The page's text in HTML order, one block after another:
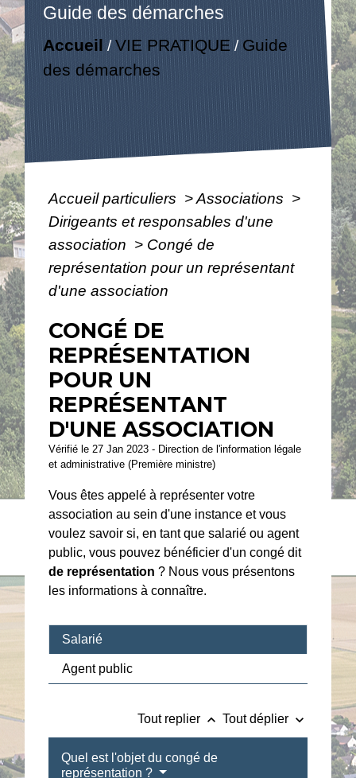
Guide des démarches
Accueil /VIE PRATIQUE / Guide
des démarches
Accueil particuliers >Associations >
Dirigeants et responsables d'une
association > Congé de
représentation pour un représentant
d'une association
CONGÉ DE
REPRÉSENTATION
POUR UN
REPRÉSENTANT
D'UNE ASSOCIATION
Vérifié le 27 Jan 2023 - Direction de l'information légale
et administrative (Première ministre)
Vous êtes appelé à représenter votre
association au sein d'une instance et vous
voulez savoir si, en tant que salarié ou agent
public, vous pouvez bénéficier d'un congé dit
de représentation ? Nous vous présentons
les informations à connaître.
Salarié
Agent public
Tout replier keyboard_arrow_up Tout déplier keyboard_arrow_down
Quel est l'objet du congé de
représentation ?